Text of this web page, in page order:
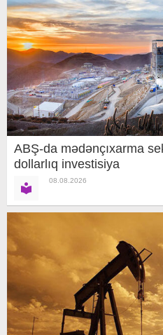
ABŞ-da mədənçıxarma
dollarlıq investisiya
08.08.2026